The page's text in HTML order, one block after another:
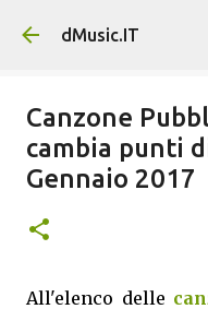
Passa ai
dMusic.IT
Canzone
cambia punti
Gennaio 2017
All'elenco delle